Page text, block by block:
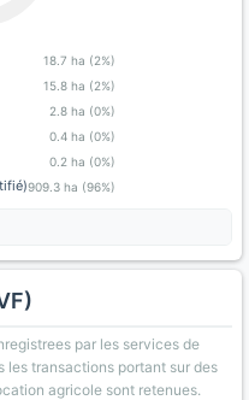
18.7 ha (2%)
15.8 ha (2%)
2.8 ha (0%)
0.4 ha (0%)
0.2 ha (0%)
909.3 ha (96%)
par les services de
les transactions portant sur des
agricole sont retenues.